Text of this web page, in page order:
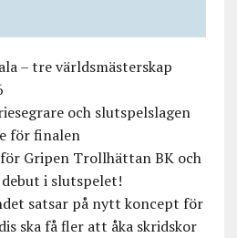
– tre världsmästerskap
och slutspelslagen
för finalen
Gripen Trollhättan BK och
i slutspelet!
satsar på nytt koncept för
ska få fler att åka skridskor